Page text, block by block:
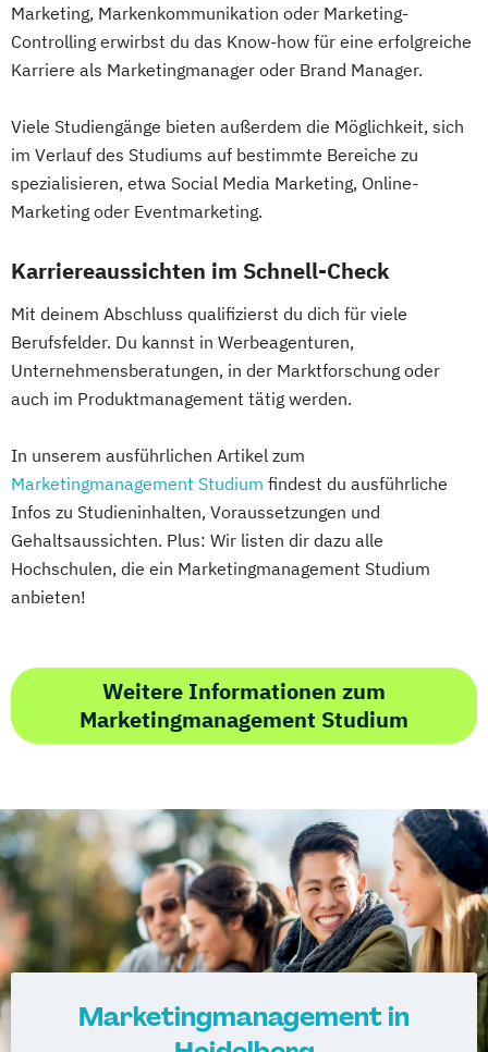
Marketing, Markenkommunikation oder Marketing-
Controlling erwirbst du das Know-how für eine erfolgreiche
Karriere als Marketingmanager oder Brand Manager.
Viele Studiengänge bieten außerdem die Möglichkeit, sich
im Verlauf des Studiums auf bestimmte Bereiche zu
spezialisieren, etwa Social Media Marketing, Online-
Marketing oder Eventmarketing.
Karriereaussichten im Schnell-Check
Mit deinem Abschluss qualifizierst du dich für viele
Berufsfelder. Du kannst in Werbeagenturen,
Unternehmensberatungen, in der Marktforschung oder
auch im Produktmanagement tätig werden.
In unserem ausführlichen Artikel zum
Marketingmanagement Studium findest du ausführliche
Infos zu Studieninhalten, Voraussetzungen und
Gehaltsaussichten. Plus: Wir listen dir dazu alle
Hochschulen, die ein Marketingmanagement Studium
anbieten!
Weitere Informationen zum
Marketingmanagement Studium
Marketingmanagement in